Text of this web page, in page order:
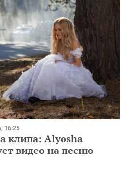
16:25
клипа: Alyosha
видео на песню